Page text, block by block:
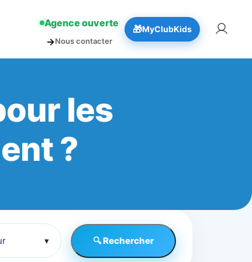
Agence ouverte
→Nous contacter
🎁MyClubKids
les
?
▾ 🔍 Rechercher
👉 Réserver